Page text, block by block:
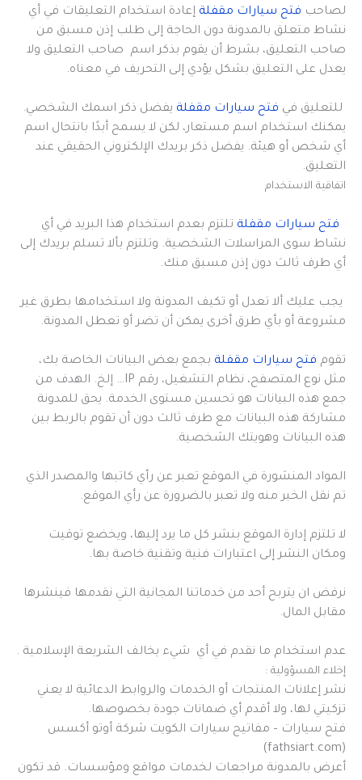
لصاحب فتح سيارات مقفلة إعادة استخدام التعليقات في أي
نشاط متعلق بالمدونة دون الحاجة إلى طلب إذن مسبق من
صاحب التعليق، بشرط أن يقوم بذكر اسم صاحب التعليق ولا
يعدل على التعليق بشكل يؤدي إلى التحريف في معناه.
للتعليق في فتح سيارات مقفلة يفضل ذكر اسمك الشخصي.
يمكنك استخدام اسم مستعار، لكن لا يسمح أبدًا بانتحال اسم
أي شخص أو هيئة. يفضل ذكر بريدك الإلكتروني الحقيقي عند
التعليق.
اتفاقية الاستخدام
فتح سيارات مقفلة تلتزم بعدم استخدام هذا البريد في أي
نشاط سوى المراسلات الشخصية. وتلتزم بألا تسلم بريدك إلى
أي طرف ثالث دون إذن مسبق منك.
يجب عليك ألا تعدل أو تكيف المدونة ولا استخدامها بطرق غير
مشروعة أو بأي طرق أخرى يمكن أن تضر أو تعطل المدونة.
تقوم فتح سيارات مقفلة بجمع بعض البيانات الخاصة بك،
مثل نوع المتصفح، نظام التشغيل، رقم IP… إلخ. الهدف من
جمع هذه البيانات هو تحسين مستوى الخدمة. يحق للمدونة
مشاركة هذه البيانات مع طرف ثالث دون أن تقوم بالربط بين
هذه البيانات وهويتك الشخصية.
المواد المنشورة في الموقع تعبر عن رأي كاتبها والمصدر الذي
تم نقل الخبر منه ولا تعبر بالضرورة عن رأي الموقع.
لا تلتزم إدارة الموقع بنشر كل ما يرد إليها، ويخضع توقيت
ومكان النشر إلى اعتبارات فنية وتقنية خاصة بها.
نرفض ان يتربح أحد من خدماتنا المجانية التي نقدمها فينشرها
مقابل المال.
عدم استخدام ما نقدم في أي شيء يخالف الشريعة الإسلامية .
إخلاء المسؤولية :
نشر إعلانات المنتجات أو الخدمات والروابط الدعائية لا يعني
تزكيتي لها، ولا أقدم أي ضمانات جودة بخصوصها.
فتح سيارات – مفاتيح سيارات الكويت شركة أوتو أكسس
(fathsiart.com)
أعرض بالمدونة مراجعات لخدمات مواقع ومؤسسات. قد تكون